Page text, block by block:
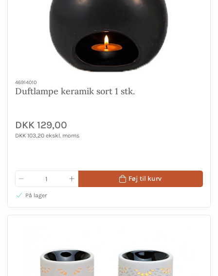
46914010
Duftlampe keramik sort 1 stk.
DKK 129,00
DKK 103,20 ekskl. moms
Føj til kurv
På lager